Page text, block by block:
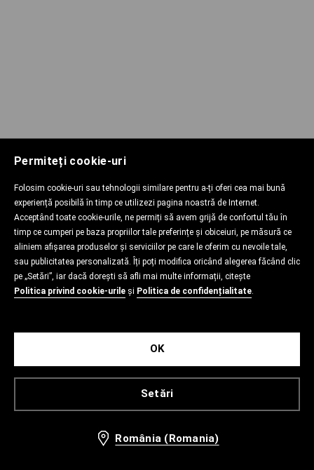
Permiteți cookie-uri
Folosim cookie-uri sau tehnologii similare pentru a-ți oferi cea mai bună
experiență posibilă în timp ce utilizezi pagina noastră de Internet.
Acceptând toate cookie-urile, ne permiți să avem grijă de confortul tău în
timp ce cumperi pe baza propriilor tale preferințe și obiceiuri, pe măsură ce
aliniem afișarea produselor și serviciilor pe care le oferim cu nevoile tale,
sau publicitatea personalizată. Îți poți modifica oricând alegerea făcând clic
pe „Setări”, iar dacă dorești să afli mai multe informații, citește
Politica privind cookie-urile și Politica de confidențialitate.
Setări
OK
România (Romania)